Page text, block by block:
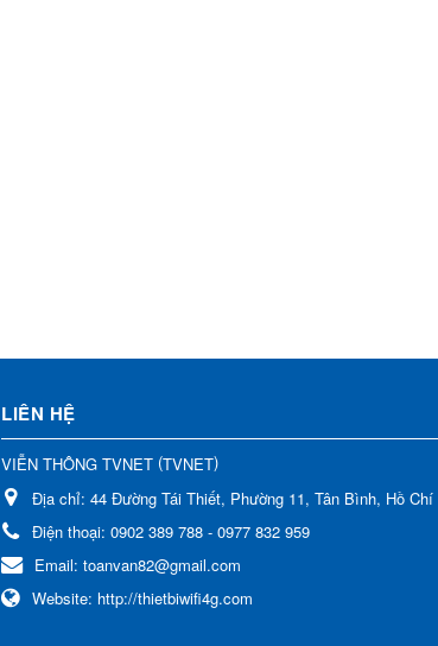
LIÊN HỆ
VIỄN THÔNG TVNET (TVNET)
Địa chỉ: 44 Đường Tái Thiết, Phường 11, Tân Bình, Hồ
Điện thoại: 0902 389 788 - 0977 832 959
Email: toanvan82@gmail.com
Website: http://thietbiwifi4g.com